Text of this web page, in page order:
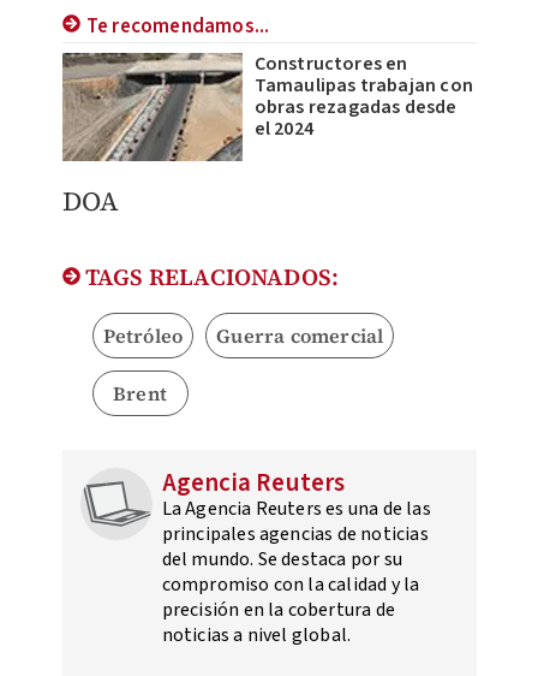
Te recomendamos...
Constructores en
Tamaulipas trabajan con
obras rezagadas desde
el 2024
DOA
TAGS RELACIONADOS:
Petróleo Guerra comercial
Brent
Agencia Reuters
La Agencia Reuters es una de las
principales agencias de noticias
del mundo. Se destaca por su
compromiso con la calidad y la
precisión en la cobertura de
noticias a nivel global.